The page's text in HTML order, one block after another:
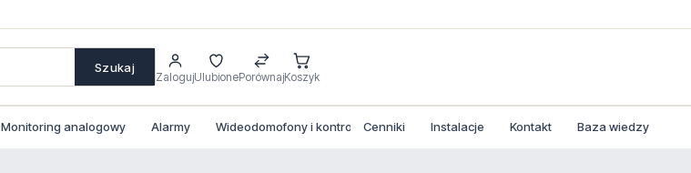
Szukaj
ZalogujUlubionePorównajKoszyk
Monitoring analogowy Alarmy Wideodomofony i kontrola dostepu
Cenniki Instalacje Kontakt Baza wiedzy